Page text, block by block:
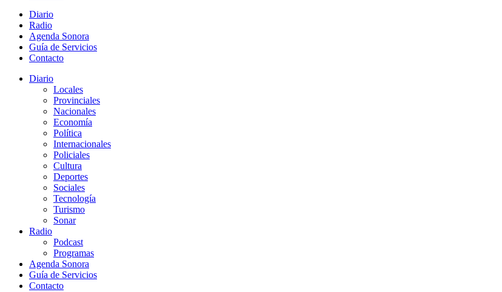
Diario
Radio
Agenda Sonora
Guía de Servicios
Contacto
Diario
Locales
Provinciales
Nacionales
Economía
Política
Internacionales
Policiales
Cultura
Deportes
Sociales
Tecnología
Turismo
Sonar
Radio
Podcast
Programas
Agenda Sonora
Guía de Servicios
Contacto